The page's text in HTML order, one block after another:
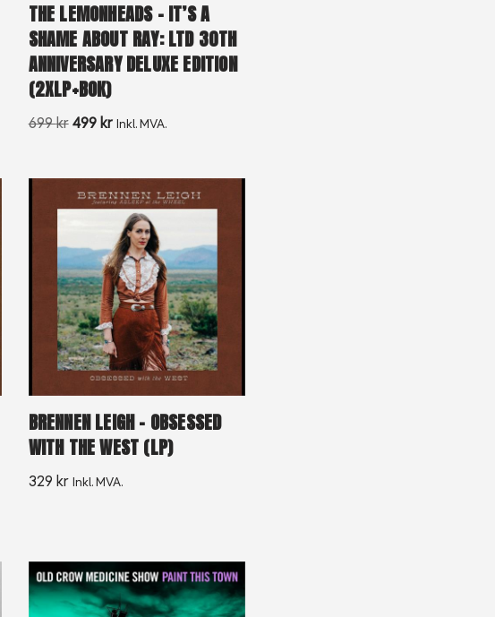
THE LEMONHEADS – IT’S A
SHAME ABOUT RAY: LTD 30TH
ANNIVERSARY DELUXE EDITION
(2XLP+BOK)
699kr 499kr Inkl. MVA.
BRENNEN LEIGH – OBSESSED
WITH THE WEST (LP)
329 kr Inkl. MVA.